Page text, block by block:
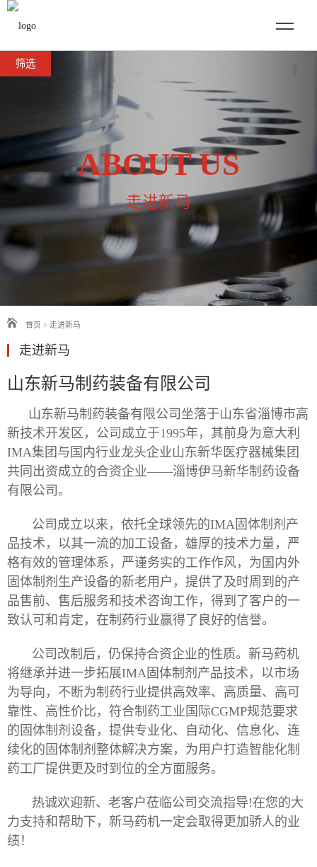
ABOUT US
走进新马
首页 > 走进新马
筛选
走进新马
山东新马制药装备有限公司
山东新马制药装备有限公司坐落于山东省淄博市高
新技术开发区，公司成立于1995年，其前身为意大利
IMA集团与国内行业龙头企业山东新华医疗器械集团
共同出资成立的合资企业——淄博伊马新华制药设备
有限公司。
公司成立以来，依托全球领先的IMA固体制剂产
品技术，以其一流的加工设备，雄厚的技术力量，严
格有效的管理体系，严谨务实的工作作风，为国内外
固体制剂生产设备的新老用户，提供了及时周到的产
品售前、售后服务和技术咨询工作，得到了客户的一
致认可和肯定，在制药行业赢得了良好的信誉。
公司改制后，仍保持合资企业的性质。新马药机
将继承并进一步拓展IMA固体制剂产品技术，以市场
为导向，不断为制药行业提供高效率、高质量、高可
靠性、高性价比，符合制药工业国际CGMP规范要求
的固体制剂设备，提供专业化、自动化、信息化、连
续化的固体制剂整体解决方案，为用户打造智能化制
药工厂提供更及时到位的全方面服务。
热诚欢迎新、老客户莅临公司交流指导!在您的大
力支持和帮助下，新马药机一定会取得更加骄人的业
绩！